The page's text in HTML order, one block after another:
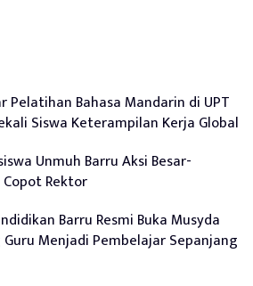
Pelatihan Bahasa Mandarin di UPT
Siswa Keterampilan Kerja Global
Unmuh Barru Aksi Besar-
Rektor
Barru Resmi Buka Musyda
Guru Menjadi Pembelajar Sepanjang